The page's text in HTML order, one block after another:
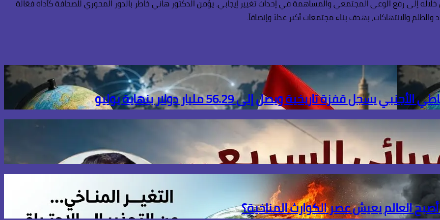
إلى رفع الوعي المجتمعي والمساهمة في إحداث تغيير إيجابي. يؤمن الدكتور هاني خاطر بالدور المحوري للصحافة كأداة فعّالة
والانتهاكات، بهدف بناء مجتمعات أكثر عدلاً وإنصافاً.
تاريخية ويصل إلى 56.29 مليار دولار بنهاية يوليو
العالم يعيش عصر الكوارث المناخية؟